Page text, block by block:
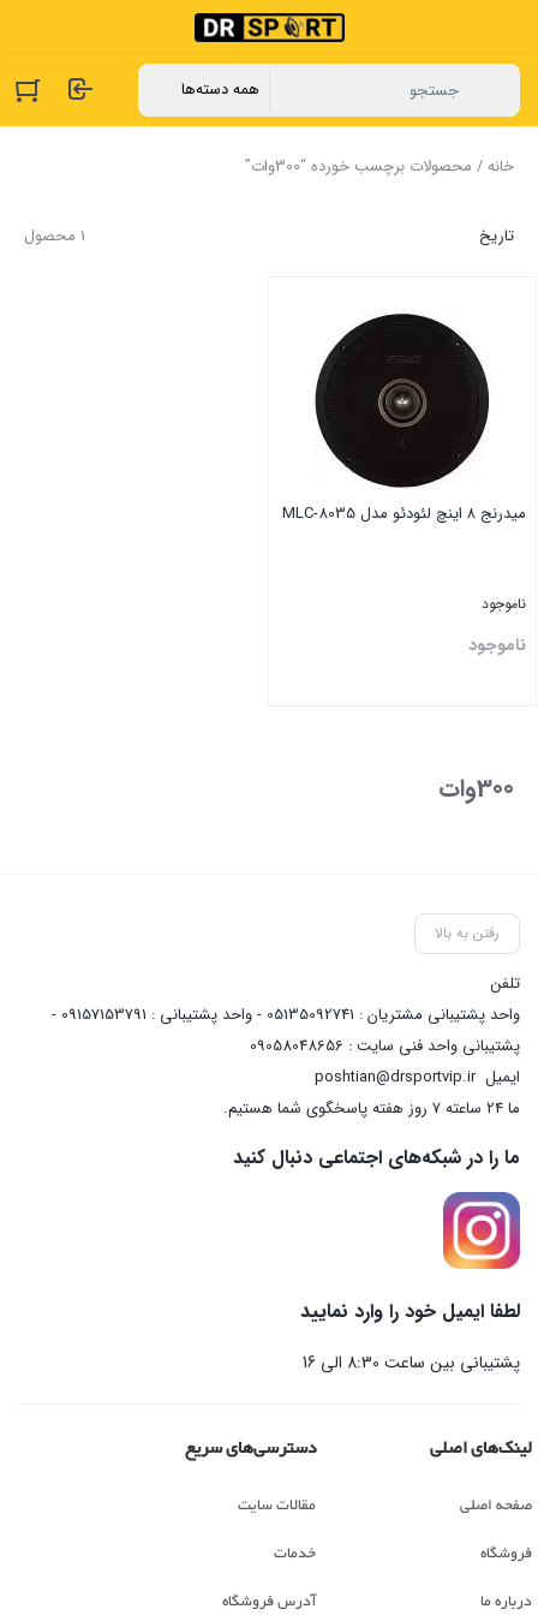
خانه/ محصولات برچسب خورده “300وات”
1 محصول تاریخ
میدرنج ۸ اینچ لئودئو مدل MLC-8035
ناموجود
ناموجود
300وات
رفتن به بالا
تلفن
واحد پشتیبانی مشتریان : 05135092741 - واحد پشتیبانی : 09157153791 -
پشتیبانی واحد فنی سایت : 09058048656
ایمیلposhtian@drsportvip.ir
ما 24 ساعته 7 روز هفته پاسخگوی شما هستیم.
ما را در شبکه‌های اجتماعی دنبال کنید
لطفا ایمیل خود را وارد نمایید
پشتیبانی بین ساعت 8:30 الی 16
لینک‌های اصلی
صفحه اصلی
فروشگاه
درباره ما
دسترسی‌های سریع
مقالات سایت
خدمات
آدرس فروشگاه